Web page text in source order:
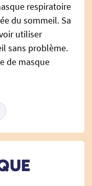
respiratoire
du sommeil. Sa
utiliser
sans problème.
de masque
une bonne
de l’oreiller